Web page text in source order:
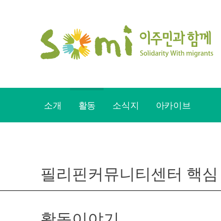
소개 활동 소식지 아카이브
필리핀커뮤니티센터 핵